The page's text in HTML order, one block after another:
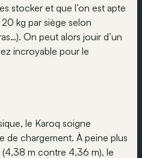
stocker et que l’on est apte
kg par siège selon
On peut alors jouir d’un
incroyable pour le
le Karoq soigne
de chargement. À peine plus
m contre 4,36 m), le